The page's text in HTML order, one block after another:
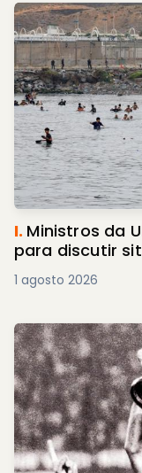
I. Ministros da
para discutir
1 agosto 2026